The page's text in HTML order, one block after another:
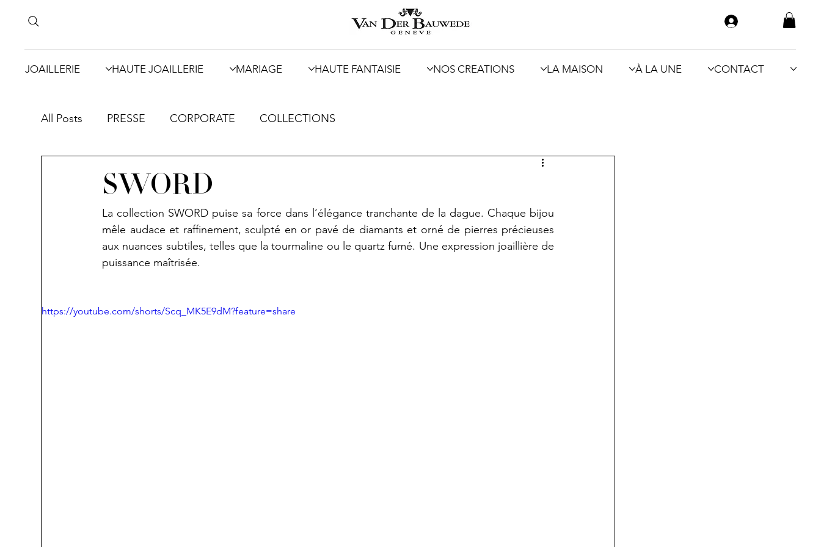
JOAILLERIE HAUTE JOAILLERIE MARIAGE HAUTE FANTAISIE NOS CREATIONS LA MAISON À LA UNE CONTACT
All Posts PRESSE CORPORATE COLLECTIONS
SWORD
La collection SWORD puise sa force dans l’élégance tranchante de la dague. Chaque bijou
mêle audace et raffinement, sculpté en or pavé de diamants et orné de pierres précieuses
aux nuances subtiles, telles que la tourmaline ou le quartz fumé. Une expression joaillière de
puissance maîtrisée.
https://youtube.com/shorts/Scq_MK5E9dM?feature=share